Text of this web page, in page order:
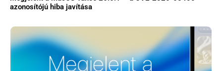
azonosítójú hiba javítása
Főoldal
Közösség